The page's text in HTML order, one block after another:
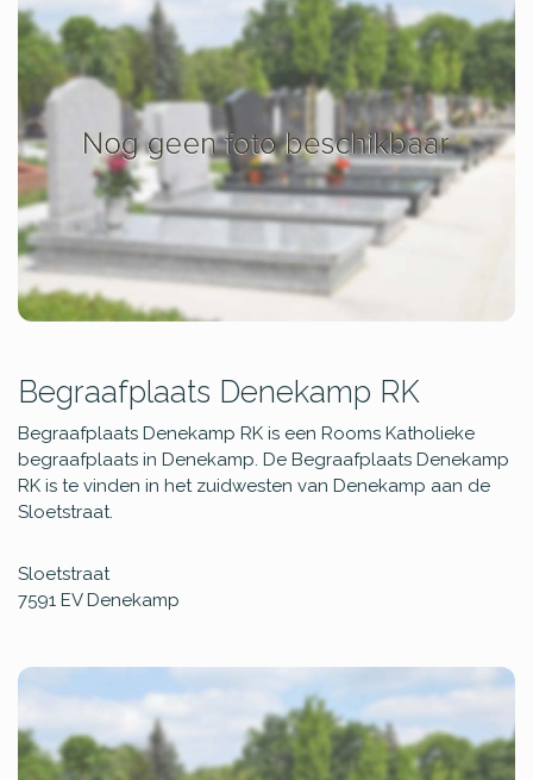
Begraafplaats Denekamp RK
Begraafplaats Denekamp RK is een Rooms Katholieke
begraafplaats in Denekamp. De Begraafplaats Denekamp
RK is te vinden in het zuidwesten van Denekamp aan de
Sloetstraat.
Sloetstraat
7591 EV Denekamp